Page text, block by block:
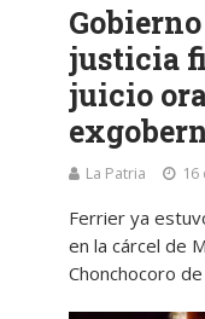
justicia
juicio
La Patria
Ferrier ya
en la cárcel de
Chonchocoro